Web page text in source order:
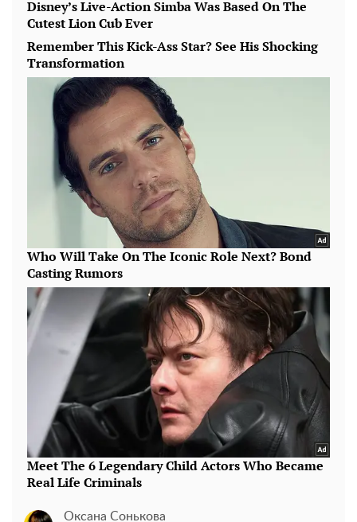
Оксана Сонькова